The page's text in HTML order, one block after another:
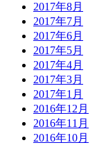
2017年8月
2017年7月
2017年6月
2017年5月
2017年4月
2017年3月
2017年1月
2016年12月
2016年11月
2016年10月